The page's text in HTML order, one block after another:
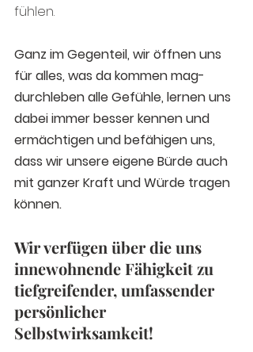
fühlen.
Ganz im Gegenteil, wir öffnen uns
für alles, was da kommen mag-
durchleben alle Gefühle, lernen uns
dabei immer besser kennen und
ermächtigen und befähigen uns,
dass wir unsere eigene Bürde auch
mit ganzer Kraft und Würde tragen
können.
Wir verfügen über die uns
innewohnende Fähigkeit zu
tiefgreifender, umfassender
persönlicher
Selbstwirksamkeit!